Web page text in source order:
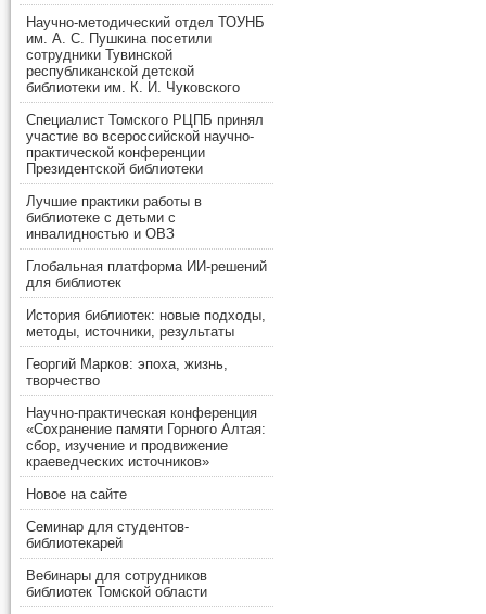
Научно-методический отдел ТОУНБ
им. А. С. Пушкина посетили
сотрудники Тувинской
республиканской детской
библиотеки им. К. И. Чуковского
Специалист Томского РЦПБ принял
участие во всероссийской научно-
практической конференции
Президентской библиотеки
Лучшие практики работы в
библиотеке с детьми с
инвалидностью и ОВЗ
Глобальная платформа ИИ-решений
для библиотек
История библиотек: новые подходы,
методы, источники, результаты
Георгий Марков: эпоха, жизнь,
творчество
Научно-практическая конференция
«Сохранение памяти Горного Алтая:
сбор, изучение и продвижение
краеведческих источников»
Новое на сайте
Семинар для студентов-
библиотекарей
Вебинары для сотрудников
библиотек Томской области